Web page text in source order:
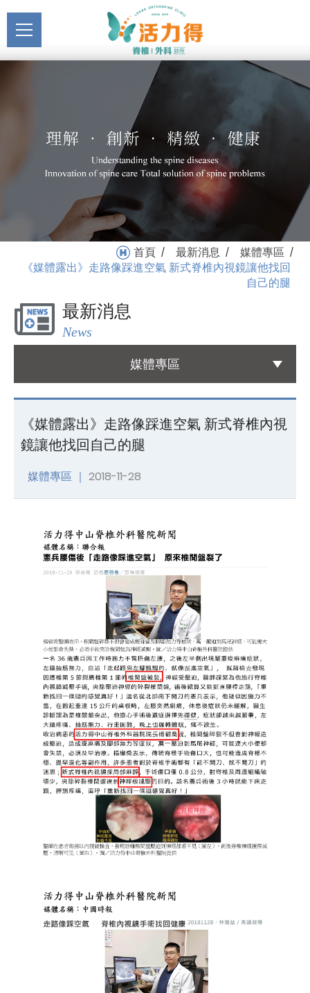
《媒體露出》走路像踩進
空氣 新式脊椎內視鏡讓他
找回自己的腿_媒體專區_
最新消息 | 活力得脊椎外科
主選單關於活力得
醫療服務
Medical Service
Registration
就醫指南
Medical Instruction
Health Education
國際醫療
友善連結
Links
聯絡我們
Contact
首頁 / 最新消息 / 媒體專區 /
《媒體露出》走路像踩進空氣 新式脊椎內視鏡讓他找回
自己的腿
最新消息
News
媒體專區
《媒體露出》走路像踩進空氣 新式脊椎內視
鏡讓他找回自己的腿
媒體專區 ｜ 2018-11-28